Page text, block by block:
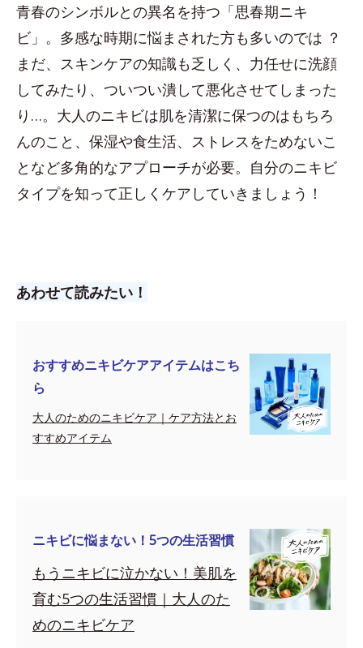
青春のシンボルとの異名を持つ「思春期ニキ
ビ」。多感な時期に悩まされた方も多いのでは ？
まだ、スキンケアの知識も乏しく、力任せに洗顔
してみたり、ついつい潰して悪化させてしまった
り…。大人のニキビは肌を清潔に保つのはもちろ
んのこと、保湿や食生活、ストレスをためないこ
となど多角的なアプローチが必要。自分のニキビ
タイプを知って正しくケアしていきましょう！
あわせて読みたい！
おすすめニキビケアアイテムはこち
ら
大人のためのニキビケア｜ケア方法とお
すすめアイテム
ニキビに悩まない！5つの生活習慣
もうニキビに泣かない！美肌を
育む5つの生活習慣｜大人のた
めのニキビケア